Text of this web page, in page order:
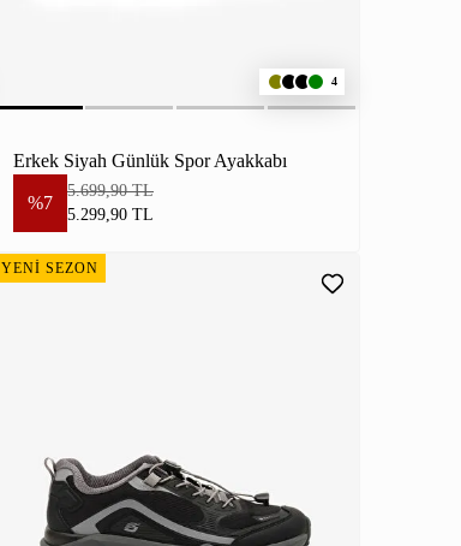
4
Erkek Siyah Günlük Spor Ayakkabı
%7
5.699,90 TL
5.299,90 TL
YENİ SEZON